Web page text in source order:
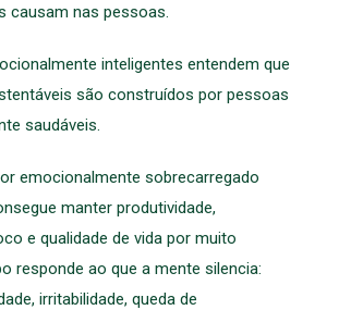
causam nas pessoas.
inteligentes entendem que
são construídos por pessoas
saudáveis.
emocionalmente sobrecarregado
manter produtividade,
e qualidade de vida por muito
responde ao que a mente silencia:
irritabilidade, queda de